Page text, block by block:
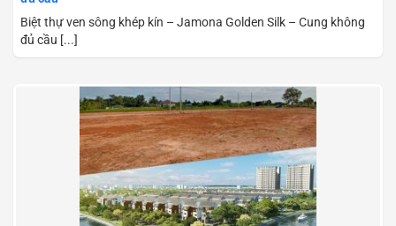
Biệt thự ven sông khép kín – Jamona Golden Silk – Cung không
đủ cầu [...]